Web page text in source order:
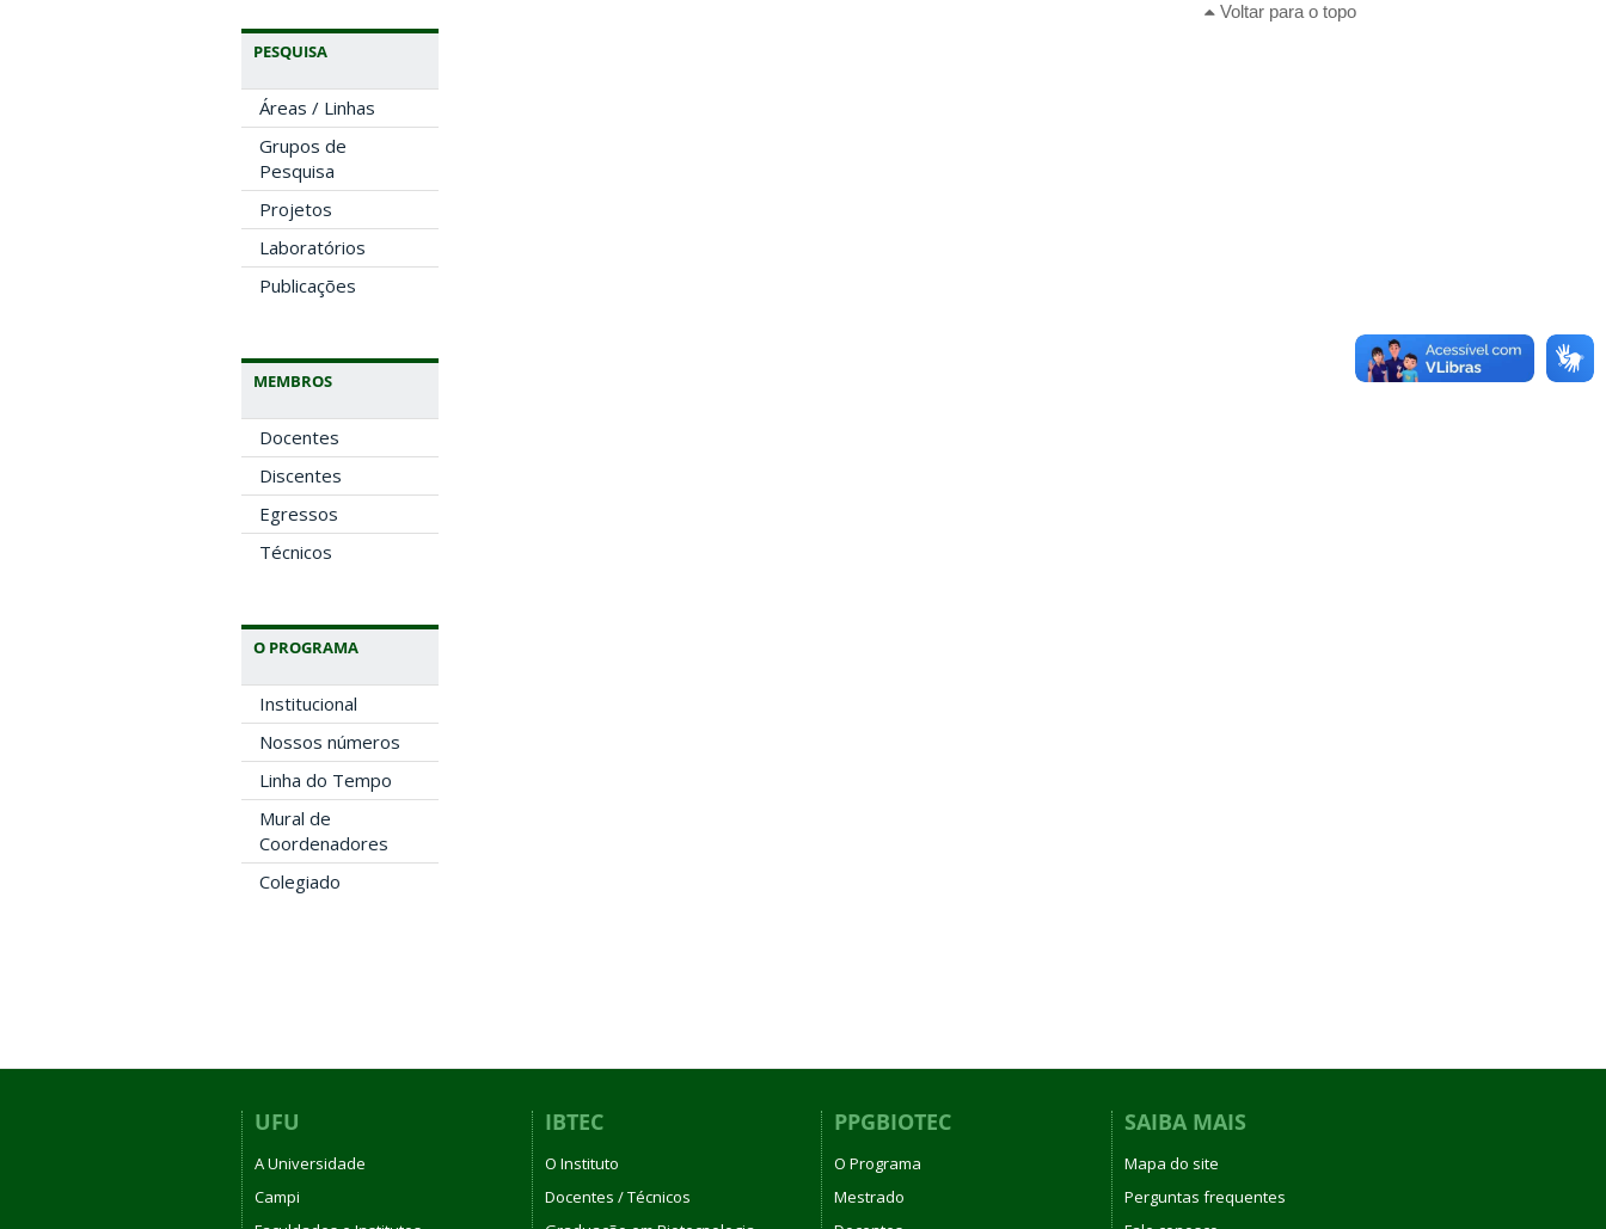
PESQUISA
Áreas / Linhas
Grupos de
Pesquisa
Projetos
Laboratórios
Publicações
MEMBROS
Docentes
Discentes
Egressos
Técnicos
O PROGRAMA
Institucional
Nossos números
Linha do Tempo
Mural de
Coordenadores
Colegiado
Voltar para o topo
UFU
A Universidade
Campi
IBTEC
O Instituto
Docentes / Técnicos
PPGBIOTEC
O Programa
Mestrado
SAIBA MAIS
Mapa do site
Perguntas frequentes